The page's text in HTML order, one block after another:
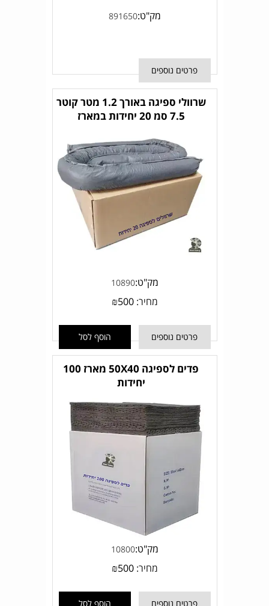
מק"ט:891650
פרטים נוספים
שרוולי ספיגה באורך 1.2 מטר קוטר
7.5 סמ 20 יחידות במארז
מק"ט:10890
מחיר: ₪500
פרטים נוספים הוסף לסל
פדים לספיגה 50X40 מארז 100
יחידות
מק"ט:10800
מחיר: ₪500
פרטים נוספים הוסף לסל